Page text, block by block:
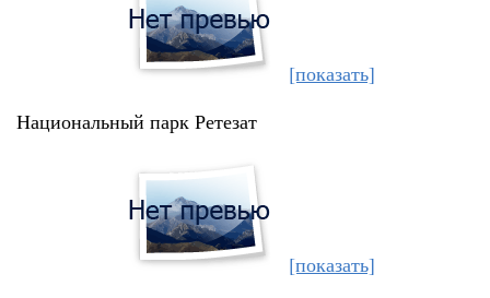
[показать]
Национальный парк Ретезат
[показать]